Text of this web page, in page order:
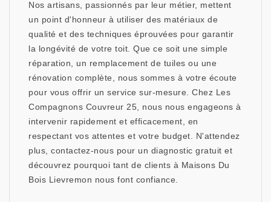
Nos artisans, passionnés par leur métier, mettent
un point d'honneur à utiliser des matériaux de
qualité et des techniques éprouvées pour garantir
la longévité de votre toit. Que ce soit une simple
réparation, un remplacement de tuiles ou une
rénovation complète, nous sommes à votre écoute
pour vous offrir un service sur-mesure. Chez Les
Compagnons Couvreur 25, nous nous engageons à
intervenir rapidement et efficacement, en
respectant vos attentes et votre budget. N'attendez
plus, contactez-nous pour un diagnostic gratuit et
découvrez pourquoi tant de clients à Maisons Du
Bois Lievremon nous font confiance.